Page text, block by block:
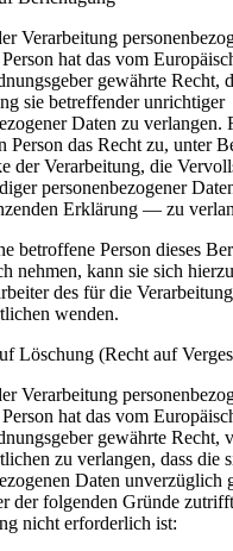
Verarbeitung
hat das vom
gewährte Recht,
sie betreffender unrichtiger
Daten zu verlangen.
Person das Recht zu, unter
der Verarbeitung, die
personenbezogener
Erklärung — zu
betroffene Person dieses
nehmen, kann sie sich
des für die Verarbeitung
wenden.
Löschung (Recht auf
Verarbeitung
hat das vom
gewährte Recht,
zu verlangen, dass die
Daten unverzüglich
der folgenden Gründe
nicht erforderlich ist: